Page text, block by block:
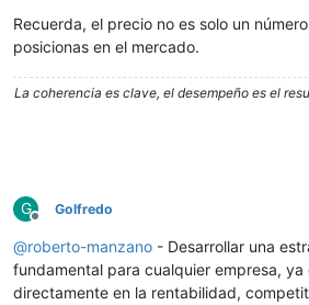
Recuerda, el precio no es solo un
posicionas en el mercado.
La coherencia es clave, el desempeño es el
G
Desconectado
Golfredo
@roberto-manzano - Desarrollar una
fundamental para cualquier empresa, ya
directamente en la rentabilidad,